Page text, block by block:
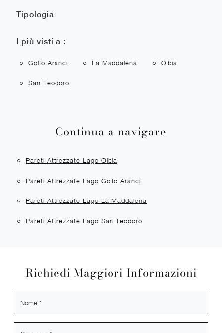
Tipologia
I più visti a :
Golfo Aranci La Maddalena Olbia
San Teodoro
Continua a navigare
Pareti Attrezzate Lago Olbia
Pareti Attrezzate Lago Golfo Aranci
Pareti Attrezzate Lago La Maddalena
Pareti Attrezzate Lago San Teodoro
Richiedi Maggiori Informazioni